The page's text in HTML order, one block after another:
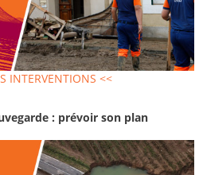
INTERVENTIONS <<
: prévoir son plan